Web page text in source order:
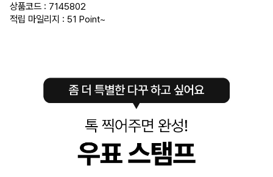
상품코드 : 7145802
적립 마일리지 : 51 Point~